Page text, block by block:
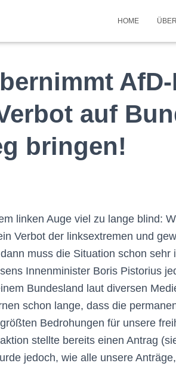
HOME
auf
bringen!
linken Auge viel zu lange blind:
Verbot der linksextremen und
muss die Situation schon sehr
Innenminister Boris Pistorius
Bundesland laut diversen
schon lange, dass die
Bedrohungen für unsere
stellte bereits einen Antrag
jedoch, wie alle unsere